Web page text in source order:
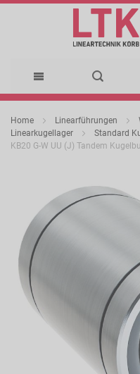
zum
Home Linearführungen
Linearkugellager
Standard
KB20 G-W UU (J) Tandem
Bildergalerie
springen